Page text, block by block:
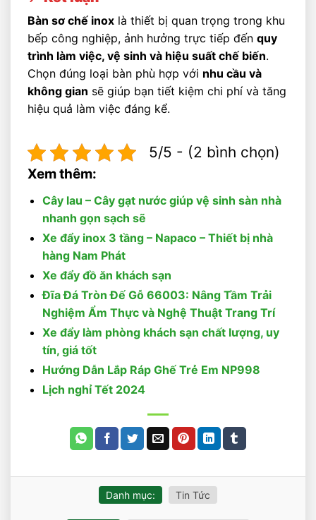
Bàn sơ chế inox là thiết bị quan trọng trong khu
bếp công nghiệp, ảnh hưởng trực tiếp đến quy
trình làm việc, vệ sinh và hiệu suất chế biến.
Chọn đúng loại bàn phù hợp với nhu cầu và
không gian sẽ giúp bạn tiết kiệm chi phí và tăng
hiệu quả làm việc đáng kể.
5/5 - (2 bình chọn)
Xem thêm:
Cây lau – Cây gạt nước giúp vệ sinh sàn nhà
nhanh gọn sạch sẽ
Xe đẩy inox 3 tầng – Napaco – Thiết bị nhà
hàng Nam Phát
Xe đẩy đồ ăn khách sạn
Đĩa Đá Tròn Đế Gỗ 66003: Nâng Tầm Trải
Nghiệm Ẩm Thực và Nghệ Thuật Trang Trí
Xe đẩy làm phòng khách sạn chất lượng, uy
tín, giá tốt
Hướng Dẫn Lắp Ráp Ghế Trẻ Em NP998
Lịch nghỉ Tết 2024
Danh mục: Tin Tức